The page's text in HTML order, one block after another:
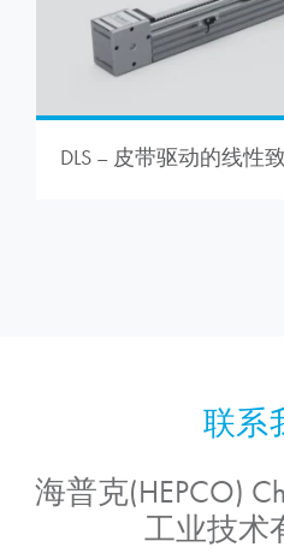
DLS – 皮带驱动的线性
海普克(HEPCO)
工业技术